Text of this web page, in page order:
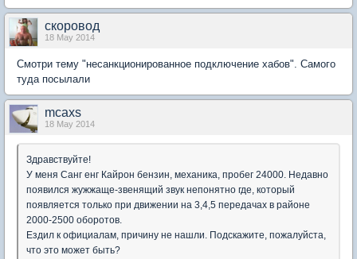
скоровод
18 May 2014
Смотри тему "несанкционированное подключение хабов". Самого
туда посылали
mcaxs
18 May 2014
Здравствуйте!
У меня Санг енг Кайрон бензин, механика, пробег 24000. Недавно
появился жужжаще-звенящий звук непонятно где, который
появляется только при движении на 3,4,5 передачах в районе
2000-2500 оборотов.
Ездил к официалам, причину не нашли. Подскажите, пожалуйста,
что это может быть?